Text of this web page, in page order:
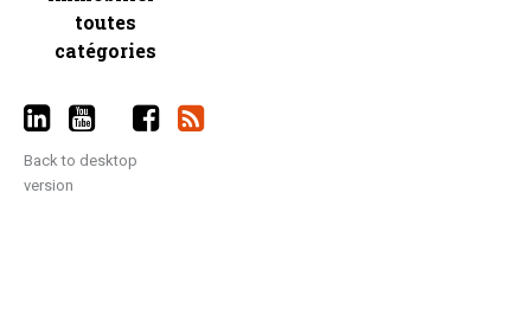
toutes
catégories
Back to desktop
version